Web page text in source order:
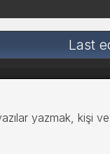
Last
yazmak, kişi ve